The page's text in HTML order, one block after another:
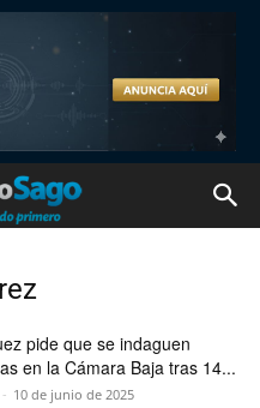
pide que se indaguen
en la Cámara Baja tras 14...
- 10 de junio de 2025